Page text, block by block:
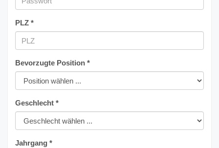
PLZ *
Bevorzugte Position *
Geschlecht *
Jahrgang *